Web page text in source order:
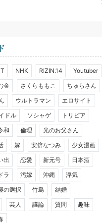
IT NHK RIZIN.14
Youtuber
金 さくらももこ
ちゅらさん
ウルトラマン
エロサイト
ドル
ソシャゲ
トリビア
和 倫理
光のお父さん
嫁 安倍なつみ
少女漫画
出 恋愛 新元号
日本酒
ラ 汚嫁 沖縄
浮気
の選択 竹島
結婚
芸人 議論 質問
趣味